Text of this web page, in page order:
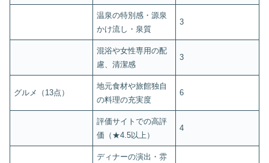
温泉の特別感・源泉
かけ流し・泉質
3
混浴や女性専用の配
慮、清潔感
3
グルメ（13点）
地元食材や旅館独自
の料理の充実度
6
評価サイトでの高評
価（★4.5以上）
4
ディナーの演出・雰